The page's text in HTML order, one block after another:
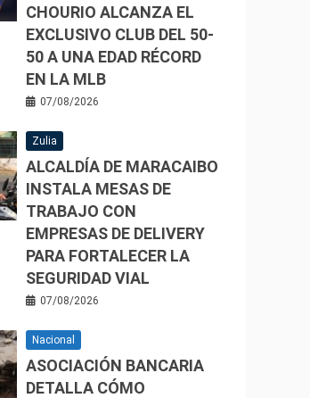
CHOURIO ALCANZA EL
EXCLUSIVO CLUB DEL 50-
50 A UNA EDAD RÉCORD
EN LA MLB
07/08/2026
Zulia
ALCALDÍA DE MARACAIBO
INSTALA MESAS DE
TRABAJO CON
EMPRESAS DE DELIVERY
PARA FORTALECER LA
SEGURIDAD VIAL
07/08/2026
Nacional
ASOCIACIÓN BANCARIA
DETALLA CÓMO